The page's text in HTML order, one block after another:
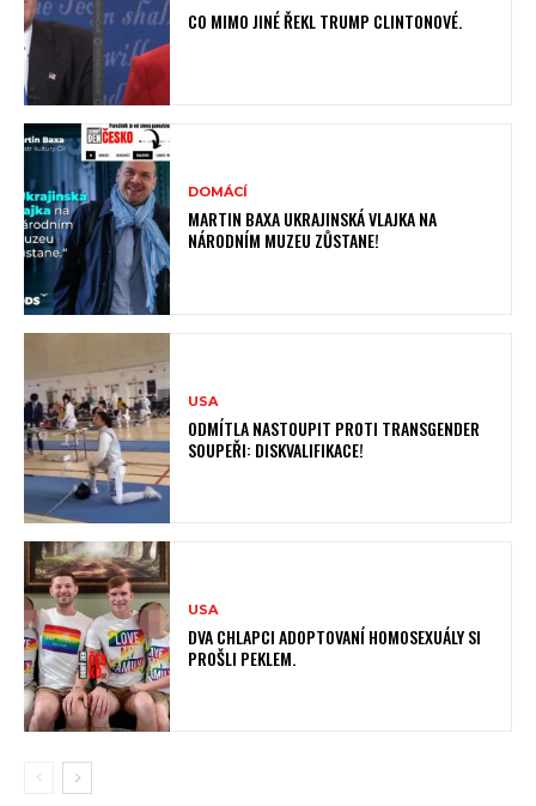
CO MIMO JINÉ ŘEKL TRUMP CLINTONOVÉ.
DOMÁCÍ
MARTIN BAXA UKRAJINSKÁ VLAJKA NA
NÁRODNÍM MUZEU ZŮSTANE!
USA
ODMÍTLA NASTOUPIT PROTI TRANSGENDER
SOUPEŘI: DISKVALIFIKACE!
USA
DVA CHLAPCI ADOPTOVANÍ HOMOSEXUÁLY SI
PROŠLI PEKLEM.